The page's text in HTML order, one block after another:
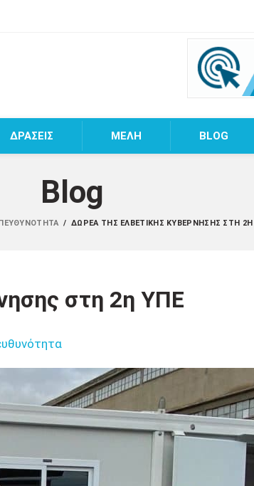
ΔΡΑΣΕΙΣ MEΛΗ BLOG
Blog
/ ΔΩΡΕΆ ΤΗΣ ΕΛΒΕΤΙΚΉΣ ΚΥΒΈΡΝΗΣΗΣ ΣΤΗ 2Η
στη 2η ΥΠΕ